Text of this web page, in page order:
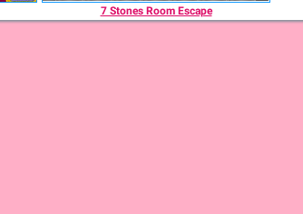
7 Stones Room Escape